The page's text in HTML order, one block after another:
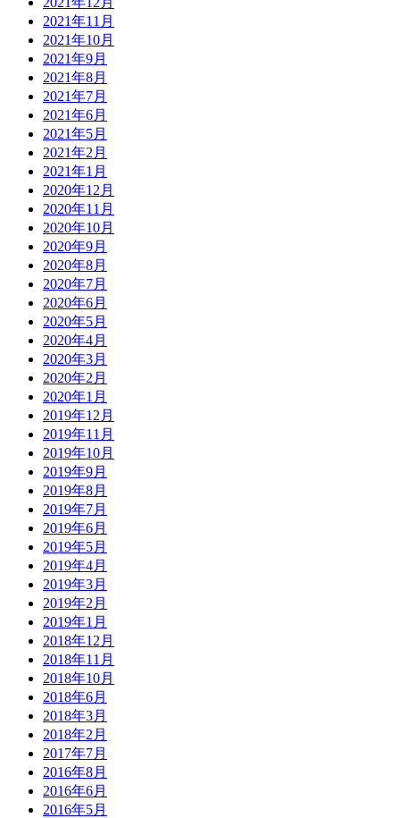
2021年11月
2021年10月
2021年9月
2021年8月
2021年7月
2021年6月
2021年5月
2021年2月
2021年1月
2020年12月
2020年11月
2020年10月
2020年9月
2020年8月
2020年7月
2020年6月
2020年5月
2020年4月
2020年3月
2020年2月
2020年1月
2019年12月
2019年11月
2019年10月
2019年9月
2019年8月
2019年7月
2019年6月
2019年5月
2019年4月
2019年3月
2019年2月
2019年1月
2018年12月
2018年11月
2018年10月
2018年6月
2018年3月
2018年2月
2017年7月
2016年8月
2016年6月
2016年5月